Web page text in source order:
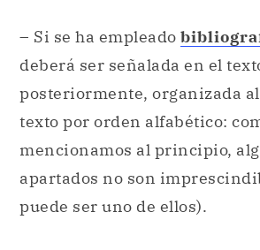
– Si se ha empleado
deberá ser señalada en el
posteriormente, organizada
texto por orden alfabético:
mencionamos al principio,
apartados no son
puede ser uno de ellos).